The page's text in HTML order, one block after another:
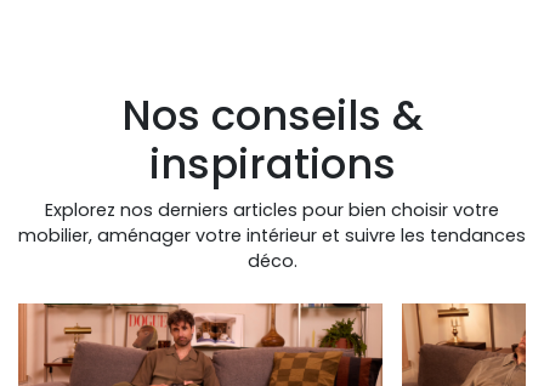
Nos conseils &
inspirations
Explorez nos derniers articles pour bien choisir votre
mobilier, aménager votre intérieur et suivre les tendances
déco.